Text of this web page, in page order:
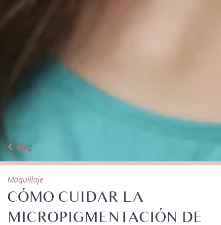
Blog
Maquillaje
CÓMO CUIDAR LA
MICROPIGMENTACIÓN DE